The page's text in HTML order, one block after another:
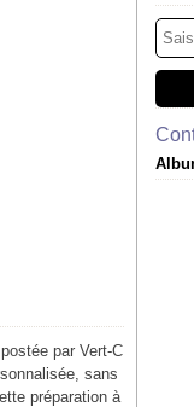
par Vert-C
sans
préparation à